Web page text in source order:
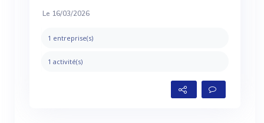
Le 16/03/2026
1 entreprise(s)
1 activité(s)